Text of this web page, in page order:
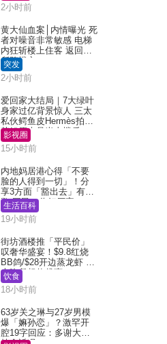
2小时前
黄大仙血案│内情曝光 死
者对噪音非常敏感 电梯
内狂斩楼上住客 返回住
所堕楼亡
突发
2小时前
爱回家大结局｜7大绿叶
身家过亿背景惊人 三太
私伙鳄鱼皮Hermès拍剧
苏姐原来是半山楼后
影视圈
15小时前
内地妈居港心得「不要
脸的人得到一切」！分
享3方面「豁出去」有著
数 网民：你好厉害
生活百科
19小时前
街坊酒楼推「平民价」
叹奢华盛宴！$9.8红烧
BB鸽/$28开边蒸龙虾 3
大晚餐超值优惠
饮食
18小时前
63岁关之琳与27岁男模
爆「嫲孙恋」？激罕开
腔19字回应：多谢大家